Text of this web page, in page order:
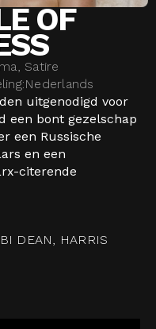
OF
Satire
Nederlands
uitgenodigd voor
een bont gezelschap
een Russische
en een
citerende
DEAN, HARRIS